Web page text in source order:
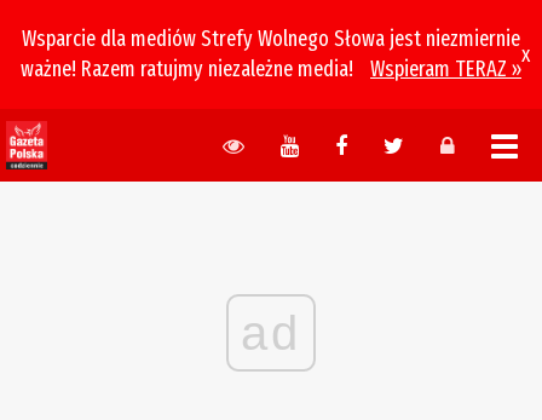
Wsparcie dla mediów Strefy Wolnego Słowa jest niezmiernie
ważne! Razem ratujmy niezależne media!
Wspieram TERAZ »
x
ad